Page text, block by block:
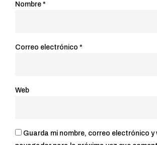
Nombre *
Correo electrónico *
Web
Guarda mi nombre, correo electrónico y